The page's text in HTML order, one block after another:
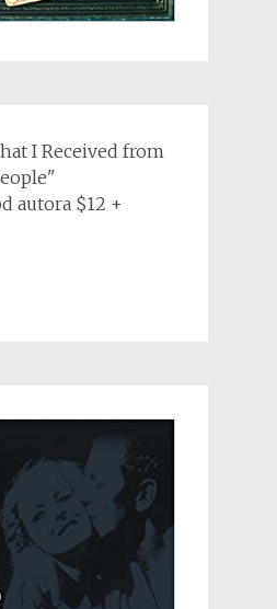
I Received from
autora $12 +